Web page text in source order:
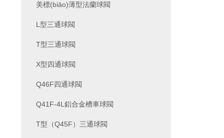
美標(biāo)薄型法蘭球閥
L型三通球閥
T型三通球閥
X型四通球閥
Q46F四通球閥
Q41F-4L鋁合金槽車球閥
T型（Q45F）三通球閥